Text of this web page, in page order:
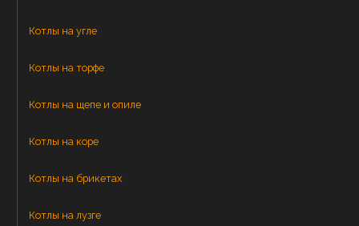
Котлы на угле
Котлы на торфе
Котлы на щепе и опиле
Котлы на коре
Котлы на брикетах
Котлы на лузге